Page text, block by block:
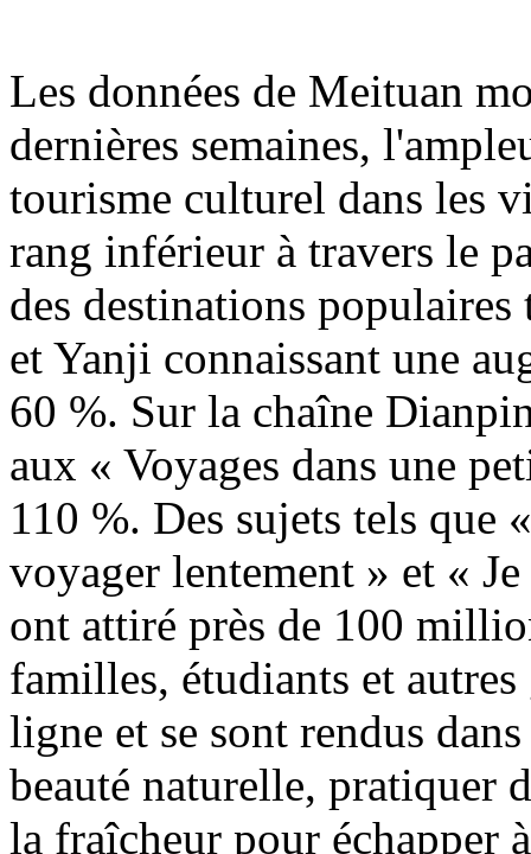
Les données de Meituan
dernières semaines,
tourisme culturel dans les
rang inférieur à travers le
des destinations
et Yanji connaissant une
60 %. Sur la chaîne
aux « Voyages dans une
110 %. Des sujets tels que
voyager lentement » et «
ont attiré près de 100
familles, étudiants et
ligne et se sont rendus
beauté naturelle, pratiquer
la fraîcheur pour échapper